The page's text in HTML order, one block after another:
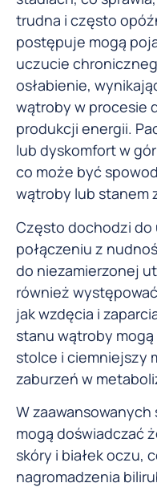
trudna i często
postępuje mogą
uczucie
osłabienie,
wątroby w procesie
produkcji energii.
lub dyskomfort w
co może być
wątroby lub stanem
Często dochodzi
połączeniu z
do niezamierzonej
również
jak wzdęcia i
stanu wątroby
stolce i ciemniejszy
zaburzeń w
W
mogą doświadczać
skóry i białek oczu,
nagromadzenia